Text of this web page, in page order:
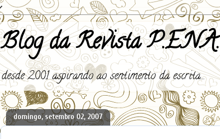
Blog da Revista P.E.N.A.
desde 2001 aspirando ao sentimento da escrita...
domingo, setembro 02, 2007